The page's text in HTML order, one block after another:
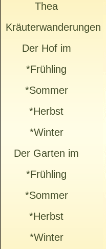
Thea
Kräuterwanderungen
Der Hof im
*Frühling
*Sommer
*Herbst
*Winter
Der Garten im
*Frühling
*Sommer
*Herbst
*Winter